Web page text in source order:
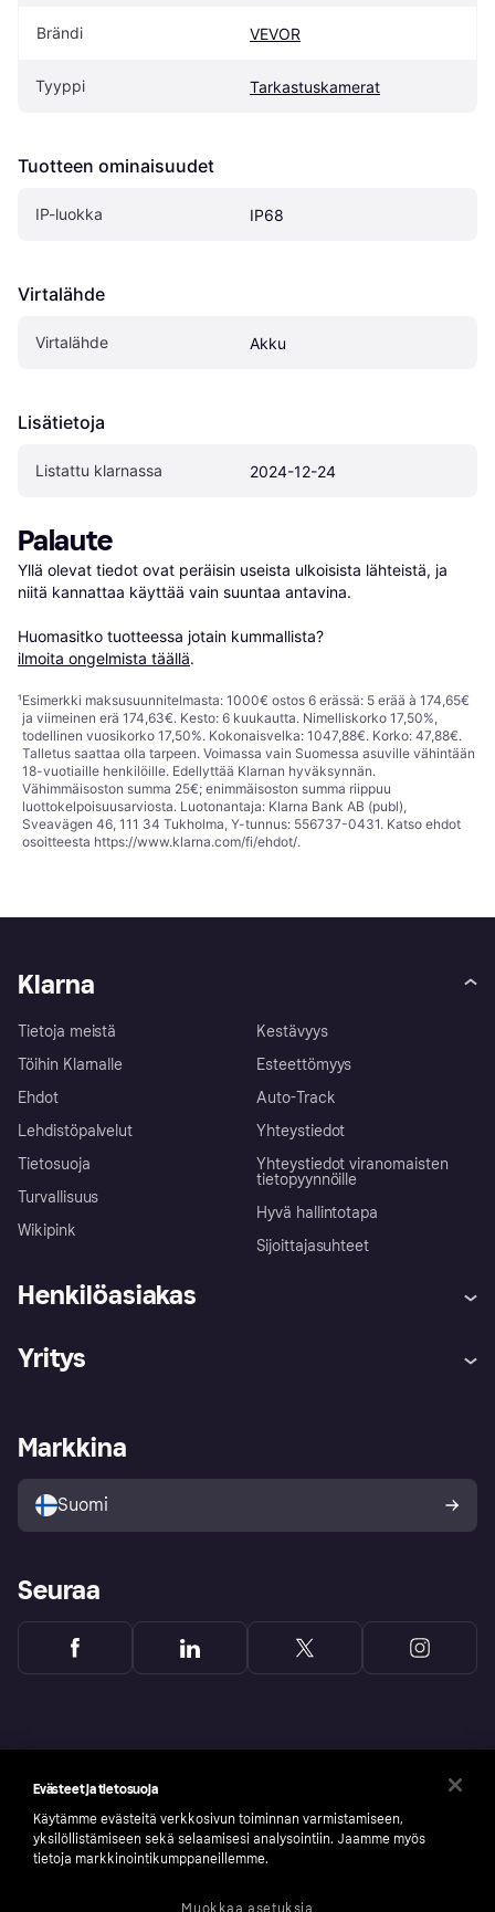
Brändi VEVOR
Tyyppi Tarkastuskamerat
Tuotteen ominaisuudet
IP-luokka IP68
Virtalähde
Virtalähde Akku
Lisätietoja
Listattu klarnassa 2024-12-24
Palaute
Yllä olevat tiedot ovat peräisin useista ulkoisista lähteistä, ja
niitä kannattaa käyttää vain suuntaa antavina.
Huomasitko tuotteessa jotain kummallista?
ilmoita ongelmista täällä.
¹Esimerkki maksusuunnitelmasta: 1000€ ostos 6 erässä: 5 erää à 174,65€
ja viimeinen erä 174,63€. Kesto: 6 kuukautta. Nimelliskorko 17,50%,
todellinen vuosikorko 17,50%. Kokonaisvelka: 1047,88€. Korko: 47,88€.
Talletus saattaa olla tarpeen. Voimassa vain Suomessa asuville vähintään
18-vuotiaille henkilöille. Edellyttää Klarnan hyväksynnän.
Vähimmäisoston summa 25€; enimmäisoston summa riippuu
luottokelpoisuusarviosta. Luotonantaja: Klarna Bank AB (publ),
Sveavägen 46, 111 34 Tukholma, Y-tunnus: 556737-0431. Katso ehdot
osoitteesta https://www.klarna.com/fi/ehdot/.
Klarna
Tietoja meistä
Töihin Klarnalle
Ehdot
Lehdistöpalvelut
Tietosuoja
Turvallisuus
Wikipink
Kestävyys
Esteettömyys
Auto-Track
Yhteystiedot
Yhteystiedot viranomaisten
tietopyynnöille
Hyvä hallintotapa
Sijoittajasuhteet
Henkilöasiakas
Ohje
Kirjaudu sisään
Tutustu kauppoihin
Ostajan turva
Yritys
Kirjaudu sisään yrityksenä
Markkina
Suomi
Seuraa
Evästeet ja tietosuoja
Käytämme evästeitä verkkosivun toiminnan varmistamiseen,
yksilöllistämiseen sekä selaamisesi analysointiin. Jaamme myös
tietoja markkinointikumppaneillemme.
Muokkaa asetuksia